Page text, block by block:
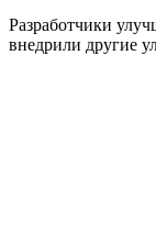
Разработчики
внедрили другие